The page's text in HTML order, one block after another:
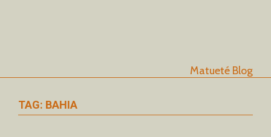
Matueté Blog
TAG: BAHIA